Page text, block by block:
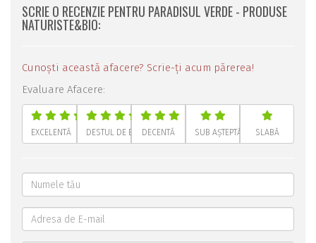
SCRIE O RECENZIE PENTRU PARADISUL VERDE - PRODUSE
NATURISTE&BIO:
Cunoști această afacere? Scrie-ți acum părerea!
Evaluare Afacere:
EXCELENTĂ DESTUL DE BUNĂDECENTĂ SUB AȘTEPTĂRI SLABĂ